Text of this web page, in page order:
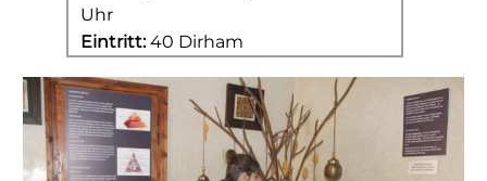
Uhr
Eintritt:40 Dirham